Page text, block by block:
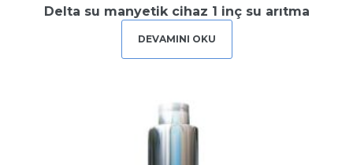
Delta su manyetik cihaz 1 inç su arıtma
DEVAMINI OKU